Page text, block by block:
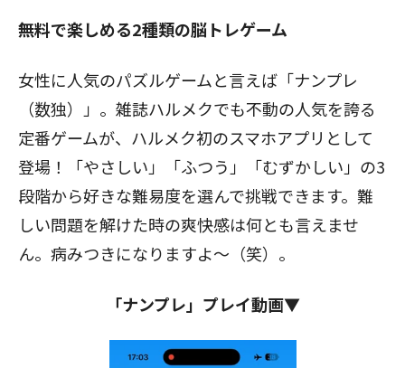
無料で楽しめる2種類の脳トレゲーム
女性に人気のパズルゲームと言えば「ナンプレ
（数独）」。雑誌ハルメクでも不動の人気を誇る
定番ゲームが、ハルメク初のスマホアプリとして
登場！「やさしい」「ふつう」「むずかしい」の3
段階から好きな難易度を選んで挑戦できます。難
しい問題を解けた時の爽快感は何とも言えませ
ん。病みつきになりますよ～（笑）。
「ナンプレ」プレイ動画▼